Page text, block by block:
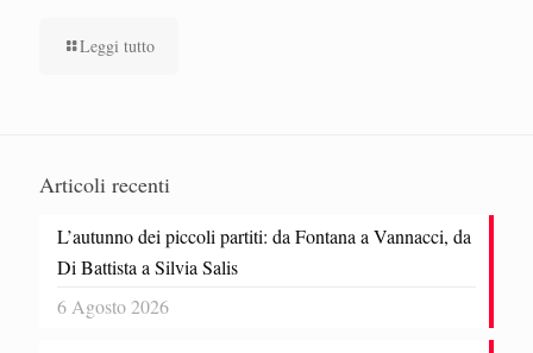
Leggi tutto
Articoli recenti
L’autunno dei piccoli partiti: da Fontana a Vannacci, da
Di Battista a Silvia Salis
6 Agosto 2026